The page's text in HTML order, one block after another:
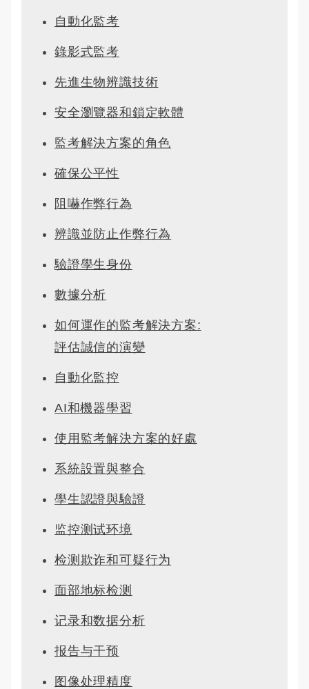
自動化監考
錄影式監考
先進生物辨識技術
安全瀏覽器和鎖定軟體
監考解決方案的角色
確保公平性
阻嚇作弊行為
辨識並防止作弊行為
驗證學生身份
數據分析
如何運作的監考解決方案:
評估誠信的演變
自動化監控
AI和機器學習
使用監考解決方案的好處
系統設置與整合
學生認證與驗證
监控测试环境
检测欺诈和可疑行为
面部地标检测
记录和数据分析
报告与干预
图像处理精度